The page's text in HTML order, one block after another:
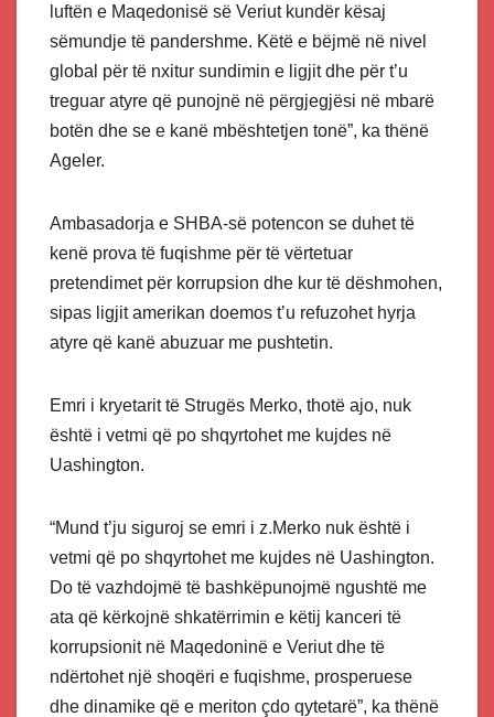
luftën e Maqedonisë së Veriut kundër kësaj
sëmundje të pandershme. Këtë e bëjmë në nivel
global për të nxitur sundimin e ligjit dhe për t’u
treguar atyre që punojnë në përgjegjësi në mbarë
botën dhe se e kanë mbështetjen tonë”, ka thënë
Ageler.
Ambasadorja e SHBA-së potencon se duhet të
kenë prova të fuqishme për të vërtetuar
pretendimet për korrupsion dhe kur të dëshmohen,
sipas ligjit amerikan doemos t’u refuzohet hyrja
atyre që kanë abuzuar me pushtetin.
Emri i kryetarit të Strugës Merko, thotë ajo, nuk
është i vetmi që po shqyrtohet me kujdes në
Uashington.
“Mund t’ju siguroj se emri i z.Merko nuk është i
vetmi që po shqyrtohet me kujdes në Uashington.
Do të vazhdojmë të bashkëpunojmë ngushtë me
ata që kërkojnë shkatërrimin e këtij kanceri të
korrupsionit në Maqedoninë e Veriut dhe të
ndërtohet një shoqëri e fuqishme, prosperuese
dhe dinamike që e meriton çdo qytetarë”, ka thënë